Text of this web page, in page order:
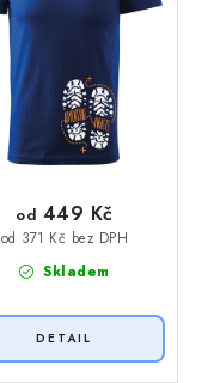
Skladem
od 371 Kč bez DPH
od 449 Kč